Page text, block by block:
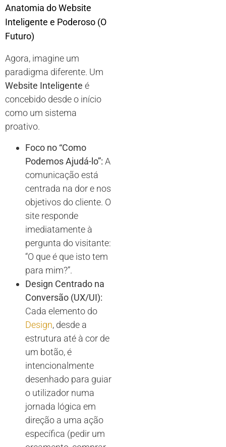
Anatomia do Website
Inteligente e Poderoso (O
Futuro)
Agora, imagine um
paradigma diferente. Um
Website Inteligente é
concebido desde o início
como um sistema
proativo.
Foco no “Como
Podemos Ajudá-lo”: A
comunicação está
centrada na dor e nos
objetivos do cliente. O
site responde
imediatamente à
pergunta do visitante:
“O que é que isto tem
para mim?”.
Design Centrado na
Conversão (UX/UI):
Cada elemento do
Design, desde a
estrutura até à cor de
um botão, é
intencionalmente
desenhado para guiar
o utilizador numa
jornada lógica em
direção a uma ação
específica (pedir um